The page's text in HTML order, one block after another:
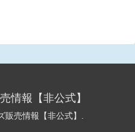
情報【非公式】
売情報【非公式】.